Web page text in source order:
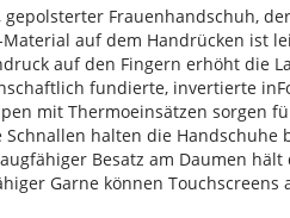
gepolsterter Frauenhandschuh,
auf dem Handrücken ist
auf den Fingern erhöht die
fundierte, invertierte
mit Thermoeinsätzen sorgen
halten die Handschuhe
Besatz am Daumen
Garne können